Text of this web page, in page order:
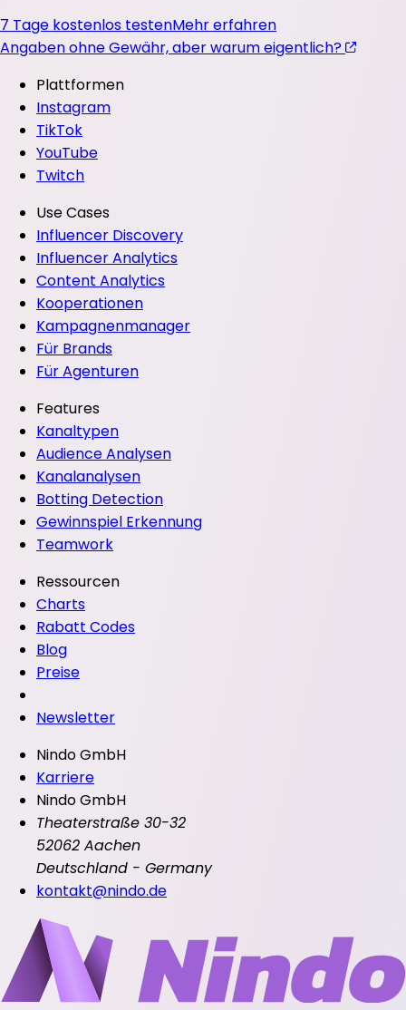
7 Tage kostenlos testenMehr erfahren
Angaben ohne Gewähr, aber warum eigentlich?
Plattformen
Instagram
TikTok
YouTube
Twitch
Use Cases
Influencer Discovery
Influencer Analytics
Content Analytics
Kooperationen
Kampagnenmanager
Für Brands
Für Agenturen
Features
Kanaltypen
Audience Analysen
Kanalanalysen
Botting Detection
Gewinnspiel Erkennung
Teamwork
Ressourcen
Charts
Rabatt Codes
Blog
Preise
Newsletter
Nindo GmbH
Karriere
Nindo GmbH
Theaterstraße 30-32
52062 Aachen
Deutschland - Germany
kontakt@nindo.de